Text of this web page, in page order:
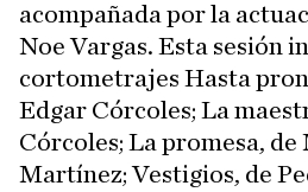
acompañada por la
Noe Vargas. Esta sesión
cortometrajes Hasta
Edgar Córcoles; La
Córcoles; La promesa,
Martínez; Vestigios, de